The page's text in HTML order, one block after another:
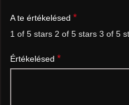
A te értékelésed *
1 of 5 stars 2 of 5 stars 3 of 5
Értékelésed *